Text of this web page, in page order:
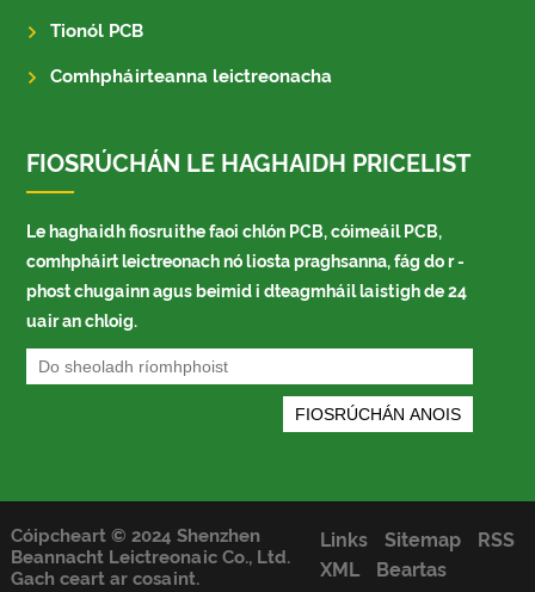
Tionól PCB
Comhpháirteanna leictreonacha
FIOSRÚCHÁN LE HAGHAIDH PRICELIST
Le haghaidh fiosruithe faoi chlón PCB, cóimeáil PCB,
comhpháirt leictreonach nó liosta praghsanna, fág do r -
phost chugainn agus beimid i dteagmháil laistigh de 24
uair an chloig.
Cóipcheart © 2024 Shenzhen
Beannacht Leictreonaic Co., Ltd.
Gach ceart ar cosaint.
Links Sitemap
RSS
XML
Beartas